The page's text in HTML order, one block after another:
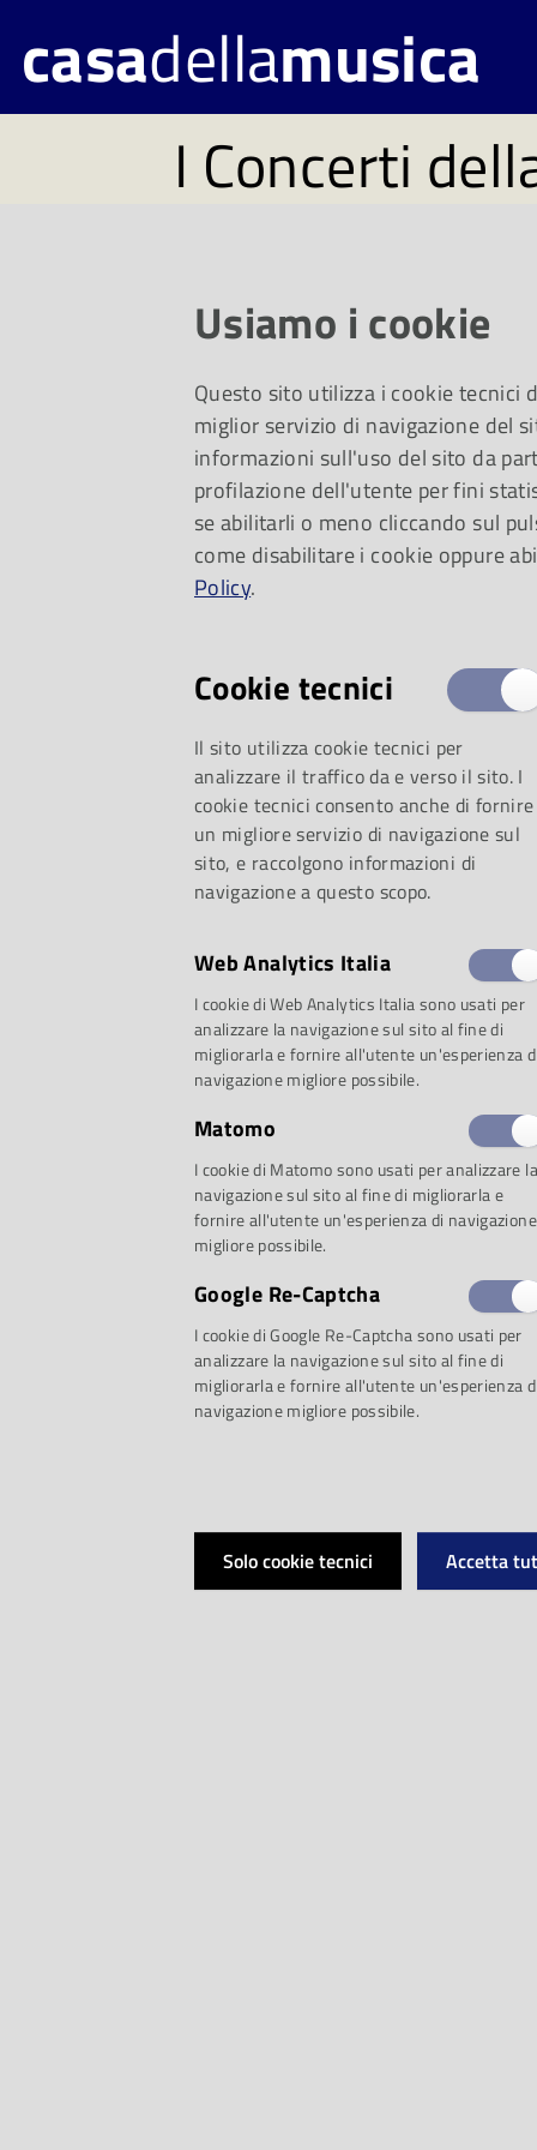
casadellamusica
I Concerti
JEUX D'EAU -
dell’acqua in
diversi organici
concerti divisi fra
quello autunnale.
Al via laXXIII
Casa della Musica,
Battistini, insieme
Cultura del
Usiamo i cookie
Questo sito utilizza i cookie tecnici
miglior servizio di navigazione del
informazioni sull'uso del sito da
profilazione dell'utente per fini
se abilitarli o meno cliccando sul
come disabilitare i cookie oppure
Policy.
Cookie tecnici
Il sito utilizza cookie tecnici per
analizzare il traffico da e verso il sito. I
cookie tecnici consento anche di fornire
un migliore servizio di navigazione sul
sito, e raccolgono informazioni di
navigazione a questo scopo.
Web Analytics Italia
I cookie di Web Analytics Italia sono usati per
analizzare la navigazione sul sito al fine di
migliorarla e fornire all'utente un'esperienza
navigazione migliore possibile.
Matomo
I cookie di Matomo sono usati per analizzare la
navigazione sul sito al fine di migliorarla e
fornire all'utente un'esperienza di navigazione
migliore possibile.
Google Re-Captcha
I cookie di Google Re-Captcha sono usati per
analizzare la navigazione sul sito al fine di
migliorarla e fornire all'utente un'esperienza
navigazione migliore possibile.
Solo cookie tecnici Accetta